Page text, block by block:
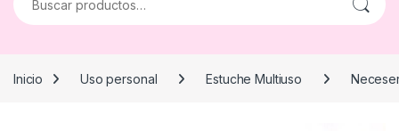
Inicio Uso personal Estuche Multiuso